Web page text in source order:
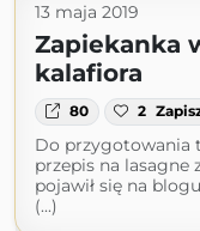
13 maja 2019
Zapiekanka
kalafiora
80 2
Do przygotowania
przepis na lasagne
pojawił się na
(...)